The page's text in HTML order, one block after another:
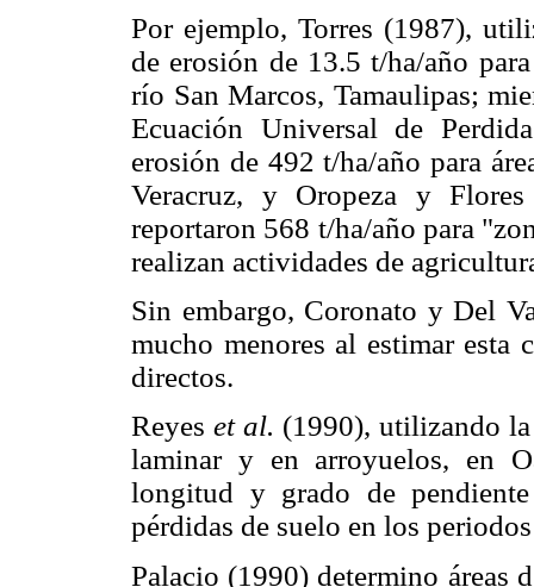
Por ejemplo, Torres (1987),
de erosión de 13.5 t/ha/año
río San Marcos, Tamaulipas;
Ecuación Universal de
erosión de 492 t/ha/año para
Veracruz, y Oropeza y
reportaron 568 t/ha/año para
realizan actividades de
Sin embargo, Coronato y Del
mucho menores al estimar esta
directos.
Reyeset al. (1990), utilizando
laminar y en arroyuelos, en
longitud y grado de
pérdidas de suelo en los
Palacio (1990) determino áreas